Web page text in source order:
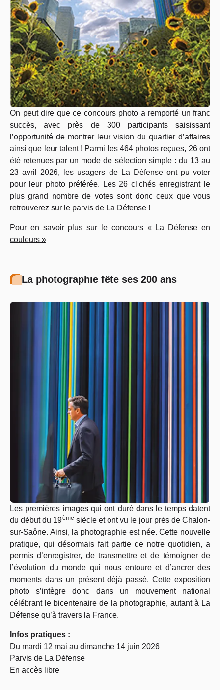
On peut dire que ce concours photo a remporté un franc
succès, avec près de 300 participants saisissant
l’opportunité de montrer leur vision du quartier d’affaires
ainsi que leur talent ! Parmi les 464 photos reçues, 26 ont
été retenues par un mode de sélection simple : du 13 au
23 avril 2026, les usagers de La Défense ont pu voter
pour leur photo préférée. Les 26 clichés enregistrant le
plus grand nombre de votes sont donc ceux que vous
retrouverez sur le parvis de La Défense !
Pour en savoir plus sur le concours « La Défense en
couleurs »
La photographie fête ses 200 ans
Les premières images qui ont duré dans le temps datent
du début du 19ème siècle et ont vu le jour près de Chalon-
sur-Saône. Ainsi, la photographie est née. Cette nouvelle
pratique, qui désormais fait partie de notre quotidien, a
permis d’enregistrer, de transmettre et de témoigner de
l’évolution du monde qui nous entoure et d’ancrer des
moments dans un présent déjà passé. Cette exposition
photo s’intègre donc dans un mouvement national
célébrant le bicentenaire de la photographie, autant à La
Défense qu’à travers la France.
Infos pratiques :
Du mardi 12 mai au dimanche 14 juin 2026
Parvis de La Défense
En accès libre